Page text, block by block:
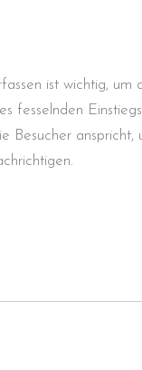
ist wichtig,
fesselnden
Besucher